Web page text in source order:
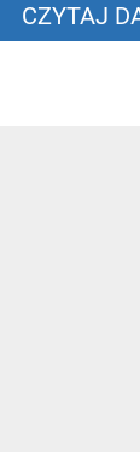
CZYTAJ